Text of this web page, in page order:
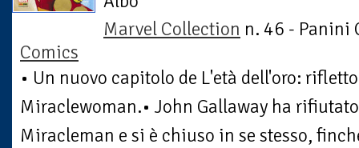
Marvel Collection n. 46 - Panini
Comics
• Un nuovo capitolo de L'età dell'oro:
Miraclewoman.• John Gallaway ha
Miracleman e si è chiuso in se stesso,